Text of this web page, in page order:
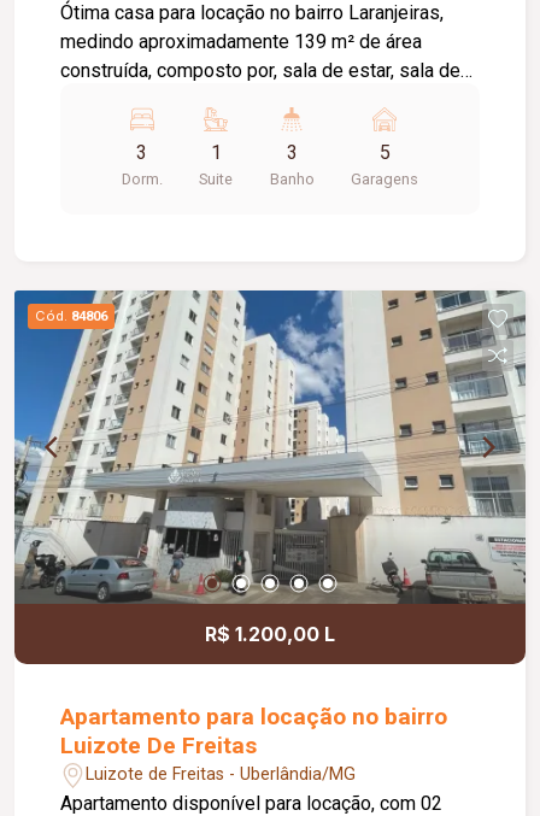
Ótima casa para locação no bairro Laranjeiras,
medindo aproximadamente 139 m² de área
construída, composto por, sala de estar, sala de
sendo 01 suite, banheiro social, cozinha com
armários planejados cooktop e geladeira,
despensa e área de serviço, banheiro externo,
3
Dorm.
1
Suite
3
Banho
5
Garagens
Cód. 84806
R$ 1.200,00 L
Apartamento para locação no bairro
Luizote De Freitas
Luizote de Freitas - Uberlândia/MG
Apartamento disponível para locação, com 02